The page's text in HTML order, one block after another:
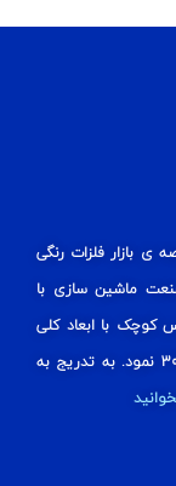
عرصه ی بازار فلزات رنگی
بنیانگذار صنعت ماشین سازی با
کوچک با ابعاد کلی
150*70*60 سانتیمتر و با قابلیت تولید بسته های 60*30 نمود. به تدریج به